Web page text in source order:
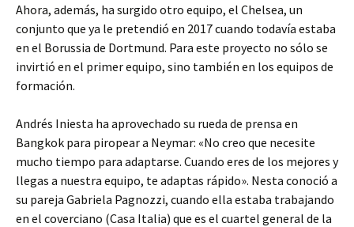
Ahora, además, ha surgido otro equipo, el Chelsea, un
conjunto que ya le pretendió en 2017 cuando todavía estaba
en el Borussia de Dortmund. Para este proyecto no sólo se
invirtió en el primer equipo, sino también en los equipos de
formación.
Andrés Iniesta ha aprovechado su rueda de prensa en
Bangkok para piropear a Neymar: «No creo que necesite
mucho tiempo para adaptarse. Cuando eres de los mejores y
llegas a nuestra equipo, te adaptas rápido». Nesta conoció a
su pareja Gabriela Pagnozzi, cuando ella estaba trabajando
en el coverciano (Casa Italia) que es el cuartel general de la